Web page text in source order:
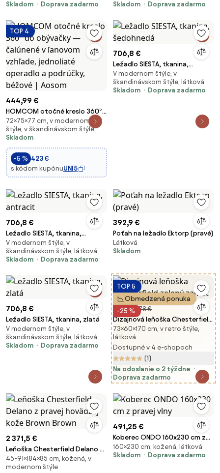
Skladom
Doprava zadarmo
Skladom
Doprava zadarmo
TOP 4
444,99 €
HOMCOM otočné kreslo 360°
do obývačky — čalúnené v
ľanovom vzhľade, jednoliaté
operadlo a podrúčky, béžové |
Aosom
72×75×77 cm, v modernom
štýle, v škandinávskom štýle
Skladom
-5 % 423 €
s kódom kupónuUNI5
706,8 €
Ležadlo SIESTA, tkanina,
šedohnedá
V modernom štýle, v
škandinávskom štýle, látková
Skladom
Doprava zadarmo
706,8 €
Ležadlo SIESTA, tkanina,
antracit
V modernom štýle, v
škandinávskom štýle, látková
Skladom
Doprava zadarmo
392,9 €
Poťah na ležadlo Ektorp (pravé)
Látková
Skladom
706,8 €
Ležadlo SIESTA, tkanina, zlatá
V modernom štýle, v
škandinávskom štýle, látková
Skladom
Doprava zadarmo
TOP 5
Obmedzená ponuka
-25 %
358 €478 €
Dizajnová leňoška Chesterfield
zelený zamat
73×60×170 cm, v retro štýle,
látková
Dostupné v 4 e-shopoch
(1)
Na odoslanie o 2 týždne
Doprava zadarmo
2 371,5 €
Leňoška Chesterfield Delano z
pravej hovädzej kože Brown
Brown
45-91×184×85 cm, kožená, v
modernom štýle
491,25 €
Koberec ONDO 160x230 cm z
pravej vlny
160×230 cm, kožená, látková
Skladom
Doprava zadarmo